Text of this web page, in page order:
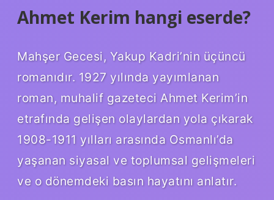
Ahmet Kerim hangi eserde?
Mahşer Gecesi, Yakup Kadri’nin üçüncü
romanıdır. 1927 yılında yayımlanan
roman, muhalif gazeteci Ahmet Kerim’in
etrafında gelişen olaylardan yola çıkarak
1908-1911 yılları arasında Osmanlı’da
yaşanan siyasal ve toplumsal gelişmeleri
ve o dönemdeki basın hayatını anlatır.